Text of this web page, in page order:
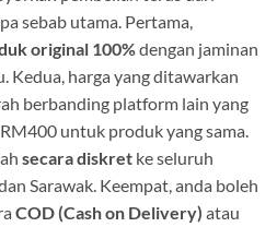
sebab utama. Pertama,
original 100%dengan jaminan
Kedua, harga yang ditawarkan
berbanding platform lain yang
untuk produk yang sama.
secara diskret ke seluruh
Sarawak. Keempat, anda boleh
COD (Cash on Delivery) atau